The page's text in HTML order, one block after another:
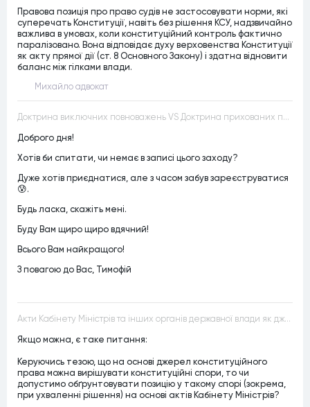
Правова позиція про право судів не застосовувати норми, які
суперечать Конституції, навіть без рішення КСУ, надзвичайно
важлива в умовах, коли конституційний контроль фактично
паралізовано. Вона відповідає духу верховенства Конституції
як акту прямої дії (ст. 8 Основного Закону) і здатна відновити
баланс між гілками влади.
Михайло адвокат
Доктрина виключних повноважень VS Доктрина прихованих повноважень
Доброго дня!
Хотів би спитати, чи немає в записі цього заходу?
Дуже хотів приєднатися, але з часом забув зареєструватися
😰.
Будь ласка, скажіть мені.
Буду Вам щиро щиро вдячний!
Всього Вам найкращого!
З повагою до Вас, Тимофій
Акти Кабінету Міністрів та інших органів державної влади як джерела конституційного права
Якщо можна, є таке питання:
Керуючись тезою, що на основі джерел конституційного
права можна вирішувати конституційні спори, то чи
допустимо обґрунтовувати позицію у такому спорі (зокрема,
при ухваленні рішення) на основі актів Кабінету Міністрів?